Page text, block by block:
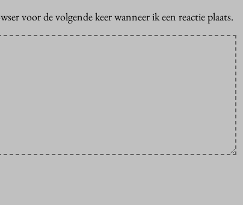
voor de volgende keer wanneer ik een reactie plaats.